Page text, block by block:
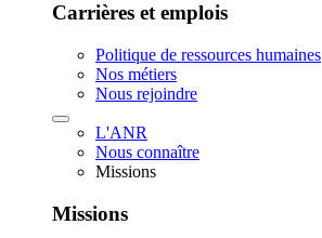
Carrières et emplois
Politique de ressources humaines
Nos métiers
Nous rejoindre
L'ANR
Nous connaître
Missions
Missions